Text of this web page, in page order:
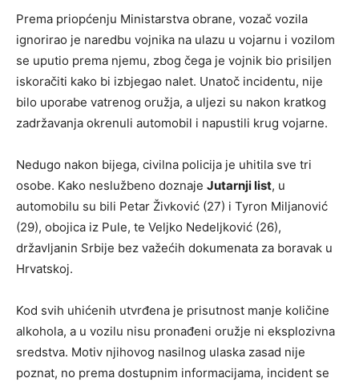
Prema priopćenju Ministarstva obrane, vozač vozila
ignorirao je naredbu vojnika na ulazu u vojarnu i vozilom
se uputio prema njemu, zbog čega je vojnik bio prisiljen
iskoračiti kako bi izbjegao nalet. Unatoč incidentu, nije
bilo uporabe vatrenog oružja, a uljezi su nakon kratkog
zadržavanja okrenuli automobil i napustili krug vojarne.
Nedugo nakon bijega, civilna policija je uhitila sve tri
osobe. Kako neslužbeno doznaje Jutarnji list, u
automobilu su bili Petar Živković (27) i Tyron Miljanović
(29), obojica iz Pule, te Veljko Nedeljković (26),
državljanin Srbije bez važećih dokumenata za boravak u
Hrvatskoj.
Kod svih uhićenih utvrđena je prisutnost manje količine
alkohola, a u vozilu nisu pronađeni oružje ni eksplozivna
sredstva. Motiv njihovog nasilnog ulaska zasad nije
poznat, no prema dostupnim informacijama, incident se